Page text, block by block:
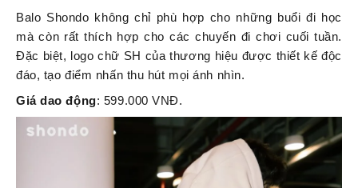
Balo Shondo không chỉ phù hợp cho những buổi đi học
mà còn rất thích hợp cho các chuyến đi chơi cuối tuần.
Đặc biệt, logo chữ SH của thương hiệu được thiết kế độc
đáo, tạo điểm nhấn thu hút mọi ánh nhìn.
Giá dao động: 599.000 VNĐ.